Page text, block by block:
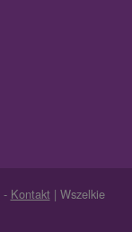
- Kontakt | Wszelkie